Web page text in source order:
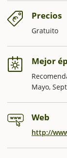
Precios
Gratuito
Mejor
Mayo,
Web
http://